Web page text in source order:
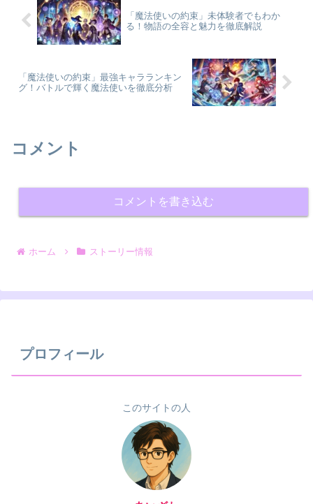
「魔法使いの約束」未体験者でもわか
る！物語の全容と魅力を徹底解説
「魔法使いの約束」最強キャラランキン
グ！バトルで輝く魔法使いを徹底分析
コメント
コメントを書き込む
ホーム ストーリー情報
プロフィール
このサイトの人